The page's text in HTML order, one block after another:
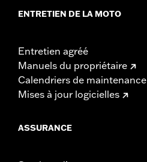
ENTRETIEN DE LA MOTO
Entretien agréé
Manuels du propriétaire
Calendriers de maintenance
Mises à jour logicielles
ASSURANCE